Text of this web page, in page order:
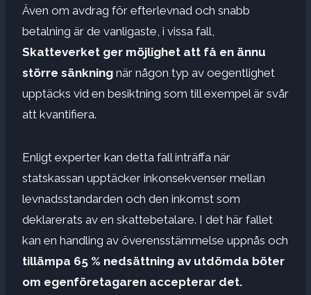
Även om avdrag för efterlevnad och snabb
betalning är de vanligaste, i vissa fall,
Skatteverket ger möjlighet att få en ännu
större sänkning när någon typ av oegentlighet
upptäcks vid en besiktning som till exempel är svår
att kvantifiera.
Enligt experter kan detta fall inträffa när
statskassan upptäcker inkonsekvenser mellan
levnadsstandarden och den inkomst som
deklarerats av en skattebetalare. I det här fallet
kan en handling av överensstämmelse uppnås och
tillämpa 65 % nedsättning av utdömda böter
om egenföretagaren accepterar det.